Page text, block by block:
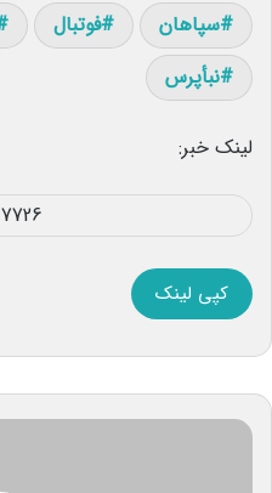
سپاهان
فوتبال
نبأپرس
لینک خبر:
کپی لینک